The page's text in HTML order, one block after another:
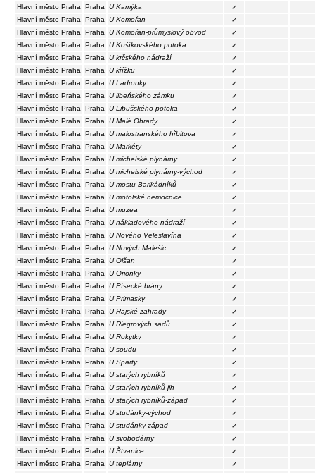
Hlavní město Praha
Praha U Kamýka
✓
Hlavní město Praha
Praha U Komořan
✓
Hlavní město Praha
Praha U Komořan-průmyslový obvod
✓
Hlavní město Praha
Praha U Košíkovského potoka
✓
Hlavní město Praha
Praha U krčského nádraží
✓
Hlavní město Praha
Praha U křížku
✓
Hlavní město Praha
Praha U Ladronky
✓
Hlavní město Praha
Praha U libeňského zámku
✓
Hlavní město Praha
Praha U Libušského potoka
✓
Hlavní město Praha
Praha U Malé Ohrady
✓
Hlavní město Praha
Praha U malostranského hřbitova
✓
Hlavní město Praha
Praha U Markéty
✓
Hlavní město Praha
Praha U michelské plynárny
✓
Hlavní město Praha
Praha U michelské plynárny-východ
✓
Hlavní město Praha
Praha U mostu Barikádníků
✓
Hlavní město Praha
Praha U motolské nemocnice
✓
Hlavní město Praha
Praha U muzea
✓
Hlavní město Praha
Praha U nákladového nádraží
✓
Hlavní město Praha
Praha U Nového Veleslavína
✓
Hlavní město Praha
Praha U Nových Malešic
✓
Hlavní město Praha
Praha U Olšan
✓
Hlavní město Praha
Praha U Orionky
✓
Hlavní město Praha
Praha U Písecké brány
✓
Hlavní město Praha
Praha U Primasky
✓
Hlavní město Praha
Praha U Rajské zahrady
✓
Hlavní město Praha
Praha U Riegrových sadů
✓
Hlavní město Praha
Praha U Rokytky
✓
Hlavní město Praha
Praha U soudu
✓
Hlavní město Praha
Praha U Sparty
✓
Hlavní město Praha
Praha U starých rybníků
✓
Hlavní město Praha
Praha U starých rybníků-jih
✓
Hlavní město Praha
Praha U starých rybníků-západ
✓
Hlavní město Praha
Praha U studánky-východ
✓
Hlavní město Praha
Praha U studánky-západ
✓
Hlavní město Praha
Praha U svobodárny
✓
Hlavní město Praha
Praha U Štvanice
✓
Hlavní město Praha
Praha U teplárny
✓